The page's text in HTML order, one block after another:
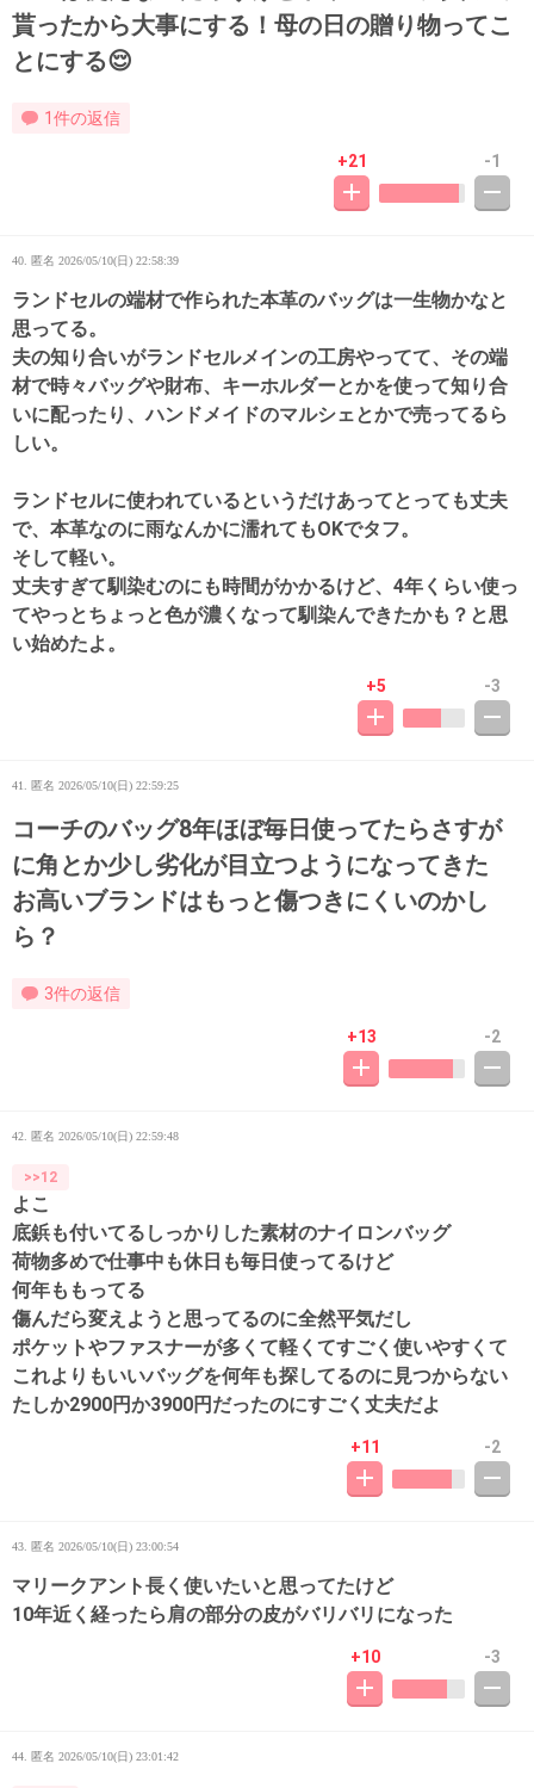
貰ったから大事にする！母の日の贈り物ってこ
とにする😌
1件の返信
+21 -1
40. 匿名 2026/05/10(日) 22:58:39
ランドセルの端材で作られた本革のバッグは一生物かなと
思ってる。
夫の知り合いがランドセルメインの工房やってて、その端
材で時々バッグや財布、キーホルダーとかを使って知り合
いに配ったり、ハンドメイドのマルシェとかで売ってるら
しい。
ランドセルに使われているというだけあってとっても丈夫
で、本革なのに雨なんかに濡れてもOKでタフ。
そして軽い。
丈夫すぎて馴染むのにも時間がかかるけど、4年くらい使っ
てやっとちょっと色が濃くなって馴染んできたかも？と思
い始めたよ。
+5 -3
41. 匿名 2026/05/10(日) 22:59:25
コーチのバッグ8年ほぼ毎日使ってたらさすが
に角とか少し劣化が目立つようになってきた
お高いブランドはもっと傷つきにくいのかし
ら？
3件の返信
+13 -2
42. 匿名 2026/05/10(日) 22:59:48
>>12
よこ
底鋲も付いてるしっかりした素材のナイロンバッグ
荷物多めで仕事中も休日も毎日使ってるけど
何年ももってる
傷んだら変えようと思ってるのに全然平気だし
ポケットやファスナーが多くて軽くてすごく使いやすくて
これよりもいいバッグを何年も探してるのに見つからない
たしか2900円か3900円だったのにすごく丈夫だよ
+11 -2
43. 匿名 2026/05/10(日) 23:00:54
マリークアント長く使いたいと思ってたけど
10年近く経ったら肩の部分の皮がバリバリになった
+10 -3
44. 匿名 2026/05/10(日) 23:01:42